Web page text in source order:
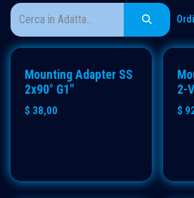
Mounting Adapter SS
2x90° G1"
$ 38,00
2-
$